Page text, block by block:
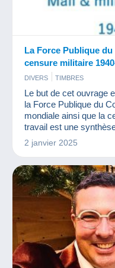
La Force Publique
censure militaire
DIVERS TIMBRES
Le but de cet ouvrage
la Force Publique du
mondiale ainsi que la
travail est une
collection, des articles
l’auteur.
2 janvier 2025